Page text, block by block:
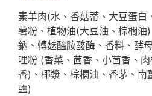
素羊肉(水、香菇蒂、大豆蛋白
薯粉、植物油(大豆油、棕櫚油
鈉、轉麩醯胺酸酶、香料、酵
哩粉 (香菜、茴香、小茴香、
香)、椰漿、棕櫚油、香茅、南
鹽)